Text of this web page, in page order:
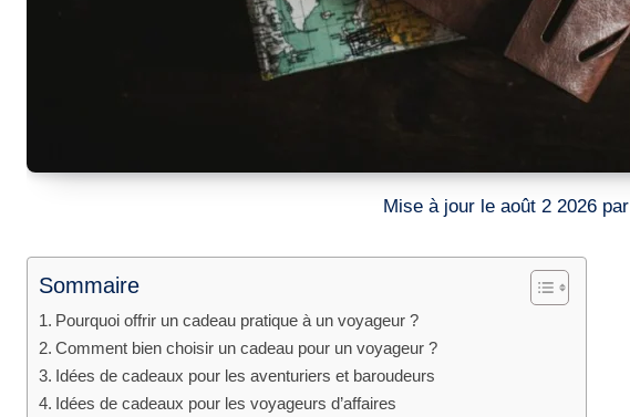
Mise à jour le août 2 2026 par
Sommaire
Pourquoi offrir un cadeau pratique à un voyageur ?
Comment bien choisir un cadeau pour un voyageur ?
Idées de cadeaux pour les aventuriers et baroudeurs
Idées de cadeaux pour les voyageurs d’affaires